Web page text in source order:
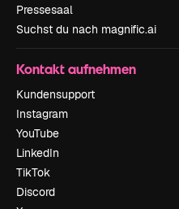
Pressesaal
Suchst du nach magnific.ai
Kontakt aufnehmen
Kundensupport
Instagram
YouTube
LinkedIn
TikTok
Discord